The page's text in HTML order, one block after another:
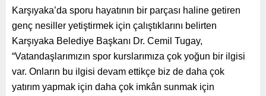
Karşıyaka’da sporu hayatının bir parçası haline getiren
genç nesiller yetiştirmek için çalıştıklarını belirten
Karşıyaka Belediye Başkanı Dr. Cemil Tugay,
“Vatandaşlarımızın spor kurslarımıza çok yoğun bir ilgisi
var. Onların bu ilgisi devam ettikçe biz de daha çok
yatırım yapmak için daha çok imkân sunmak için